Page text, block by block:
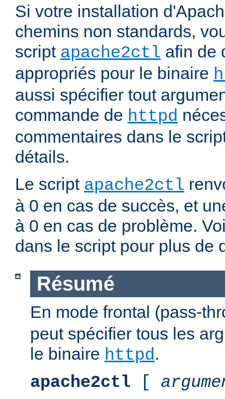
Si votre installation
chemins non standards,
script apache2ctl afin de
appropriés pour le binaire
aussi spécifier tout
commande de httpd
commentaires dans le
détails.
Le script apache2ctl
à 0 en cas de succès, et
à 0 en cas de problème.
dans le script pour plus de
Résumé
En mode frontal (pass-
peut spécifier tous les
le binaire httpd.
apache2ctl [